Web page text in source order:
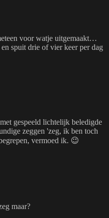
voor watje uitgemaakt…
spuit drie of vier keer per dag
gespeeld lichtelijk beledigde
zeggen 'zeg, ik ben toch
vermoed ik. 😉
maar?